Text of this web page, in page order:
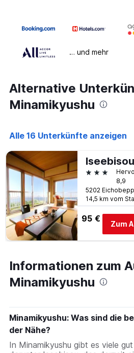
… und mehr
Alternative
Minamikyushu
Alle 16 Unterkünfte anzeigen
Iseebisou
3 Sterne
8,9
14,5 km vom
95 €
Zum
Informationen zum
Minamikyushu
Minamikyushu: Was sind die
der Nähe?
In Minamikyushu gibt es viele